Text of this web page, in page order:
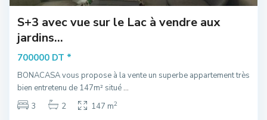
S+3 avec vue sur le Lac à vendre aux
jardins...
700000 DT *
BONACASA vous propose à la vente un superbe appartement très
bien entretenu de 147m² situé...
3
2 147 m2